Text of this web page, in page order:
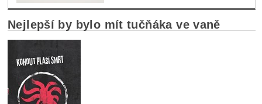
Nejlepší by bylo mít tučňáka ve vaně